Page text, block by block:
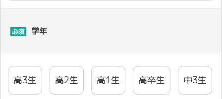
必須 学年
高3生 高2生 高1生 高卒生 中3生